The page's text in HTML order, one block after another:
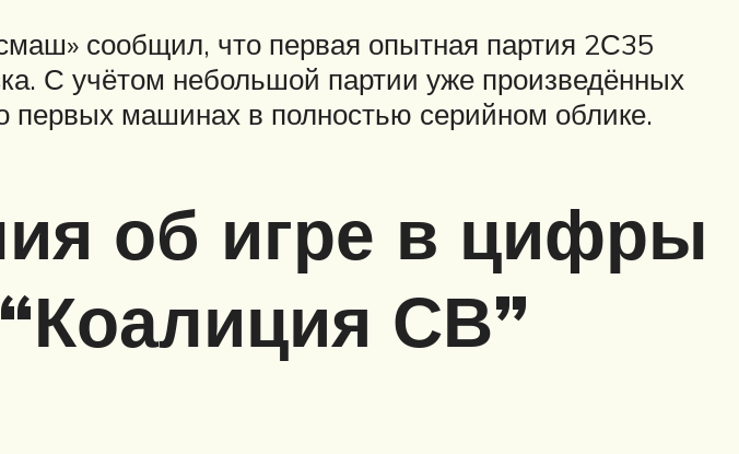
сообщил, что первая опытная партия 2С35
С учётом небольшой партии уже произведённых
машинах в полностью серийном облике.
об игре в цифры
СВ”